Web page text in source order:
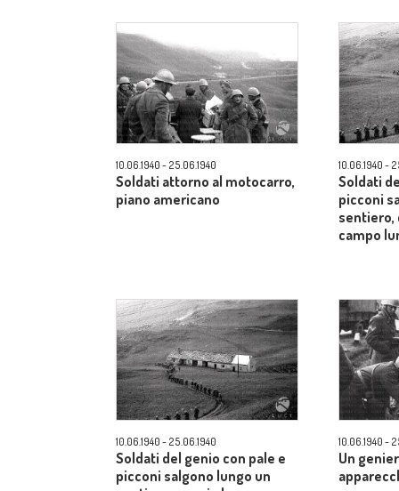
10.06.1940 - 25.06.1940
Soldati attorno al motocarro,
piano americano
10.06.1940 -
Soldati
picconi
sentiero,
campo
10.06.1940 - 25.06.1940
Soldati del genio con pale e
picconi salgono lungo un
10.06.1940 -
Un